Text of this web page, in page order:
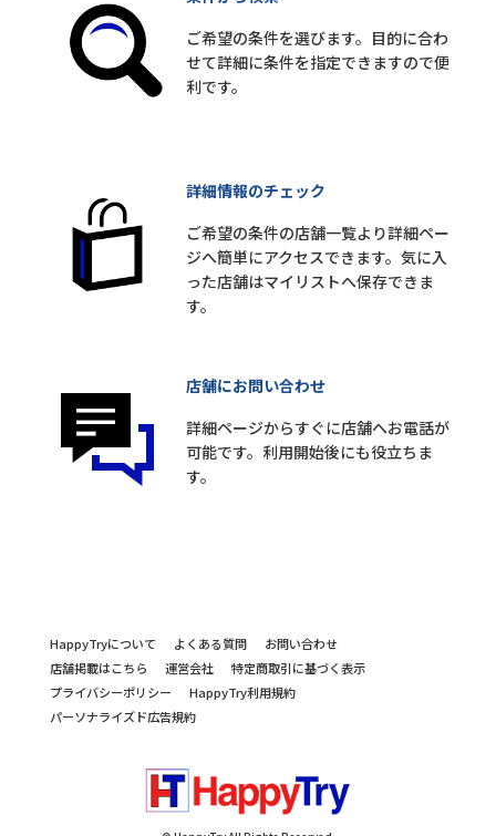
ご希望の条件を選びます。目的に合わ
せて詳細に条件を指定できますので便
利です。
詳細情報のチェック
ご希望の条件の店舗一覧より詳細ペー
ジへ簡単にアクセスできます。気に入
った店舗はマイリストへ保存できま
す。
店舗にお問い合わせ
詳細ページからすぐに店舗へお電話が
可能です。利用開始後にも役立ちま
す。
HappyTryについて よくある質問
お問い合わせ
店舗掲載はこちら
運営会社
特定商取引に基づく表示
プライバシーポリシー
HappyTry利用規約
パーソナライズド広告規約